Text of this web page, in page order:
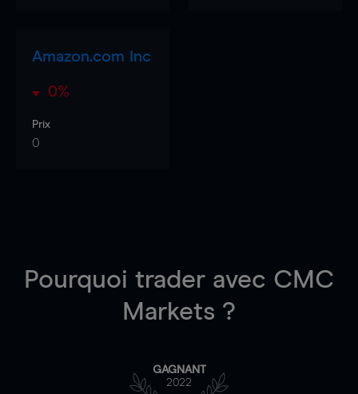
Amazon.com Inc
0%
Prix
0
Pourquoi trader avec CMC
Markets ?
GAGNANT
2022